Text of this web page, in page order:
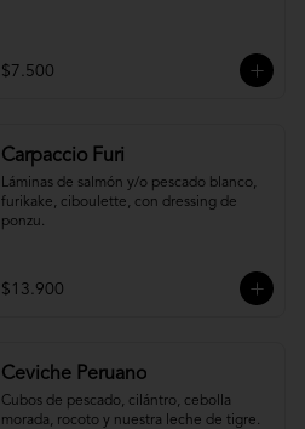
$7.500
Carpaccio Furi
Láminas de salmón y/o pescado blanco,
furikake, ciboulette, con dressing de
ponzu.
$13.900
Ceviche Peruano
Cubos de pescado, cilántro, cebolla
morada, rocoto y nuestra leche de tigre.